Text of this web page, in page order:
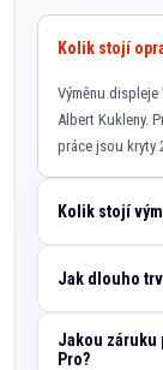
Kolik stojí
Výměnu
Albert Kukleny.
práce jsou kryty
Kolik stojí
Jak dlouho
Jakou záruku
Pro?